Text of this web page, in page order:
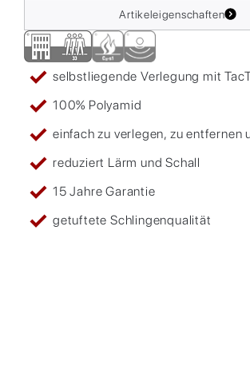
Artikeleigenschaften
selbstliegende Verlegung mit
100% Polyamid
einfach zu verlegen, zu entfernen
reduziert Lärm und Schall
15 Jahre Garantie
getuftete Schlingenqualität